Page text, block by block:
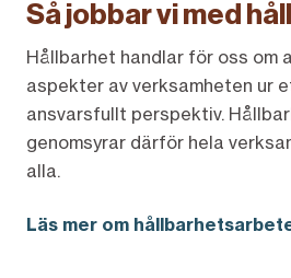
Så jobbar vi med
Hållbarhet handlar för oss om
aspekter av verksamheten ur
ansvarsfullt perspektiv.
genomsyrar därför hela
alla.
Läs mer om